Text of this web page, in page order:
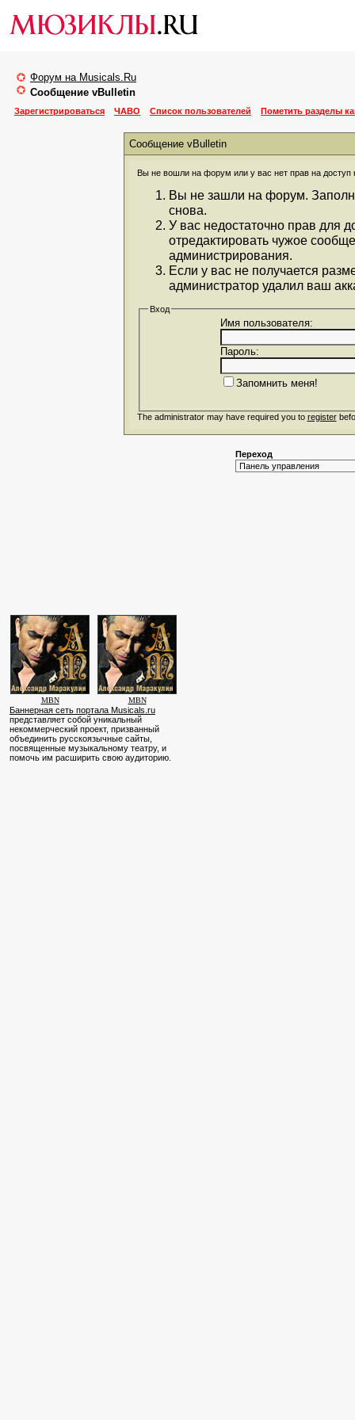
Форум на Musicals.Ru
Сообщение vBulletin
Зарегистрироваться ЧАВО Список пользователей Пометить разделы
Сообщение vBulletin
Вы не вошли на форум или у вас нет прав на доступ
Вы не зашли на форум.
снова.
У вас недостаточно прав для
отредактировать чужое
администрирования.
Если у вас не получается
администратор удалил ваш
Вход
Имя пользователя:
Пароль:
Запомнить меня!
The administrator may have required you to register
Переход
MBN MBN
Баннерная сеть портала Musicals.ru
представляет собой уникальный
некоммерческий проект, призванный
объединить русскоязычные сайты,
посвященные музыкальному театру, и
помочь им расширить свою аудиторию.